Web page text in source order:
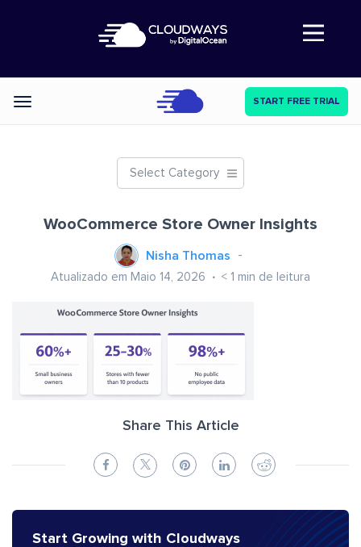
Abre a navegação
Categories START FREE TRIAL
Select Category
WooCommerce Store Owner Insights
Nisha Thomas
Atualizado em Maio 14, 2026 < 1 min de leitura
Share This Article
Start Growing with Cloudways